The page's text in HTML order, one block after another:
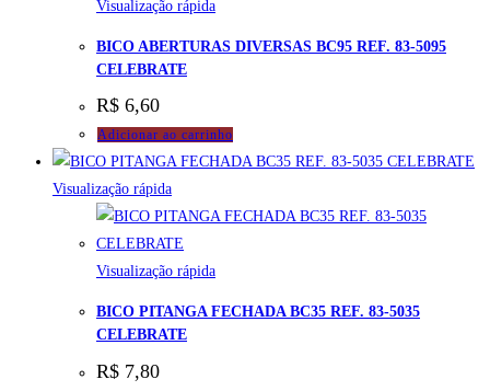
Visualização rápida
BICO ABERTURAS DIVERSAS BC95 REF. 83-5095
CELEBRATE
R$ 6,60
Adicionar ao carrinho
Visualização rápida
Visualização rápida
BICO PITANGA FECHADA BC35 REF. 83-5035
CELEBRATE
R$ 7,80